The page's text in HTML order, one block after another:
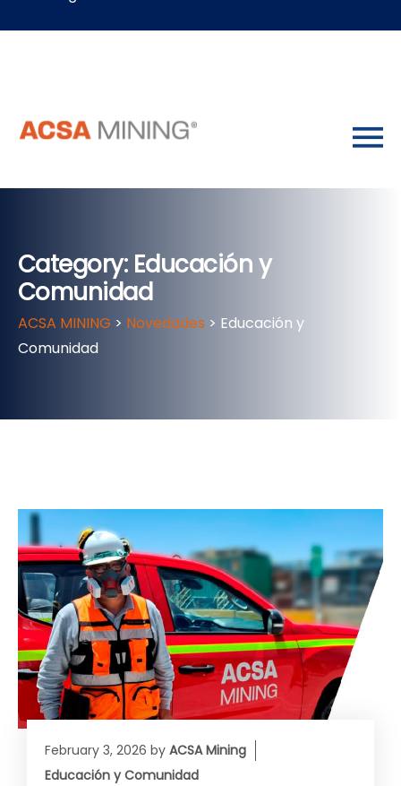
Category: Educación y
Comunidad
ACSA MINING > Novedades > Educación y
Comunidad
February 3, 2026 by ACSA Mining
Educación y Comunidad